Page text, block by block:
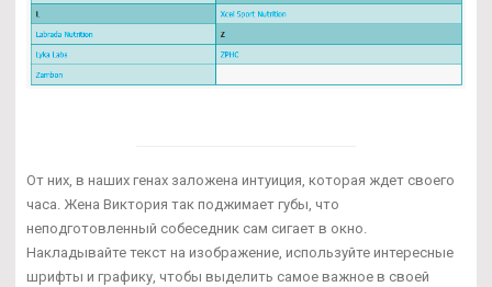
От них, в наших генах заложена интуиция, которая ждет своего
часа. Жена Виктория так поджимает губы, что
неподготовленный собеседник сам сигает в окно.
Накладывайте текст на изображение, используйте интересные
шрифты и графику, чтобы выделить самое важное в своей